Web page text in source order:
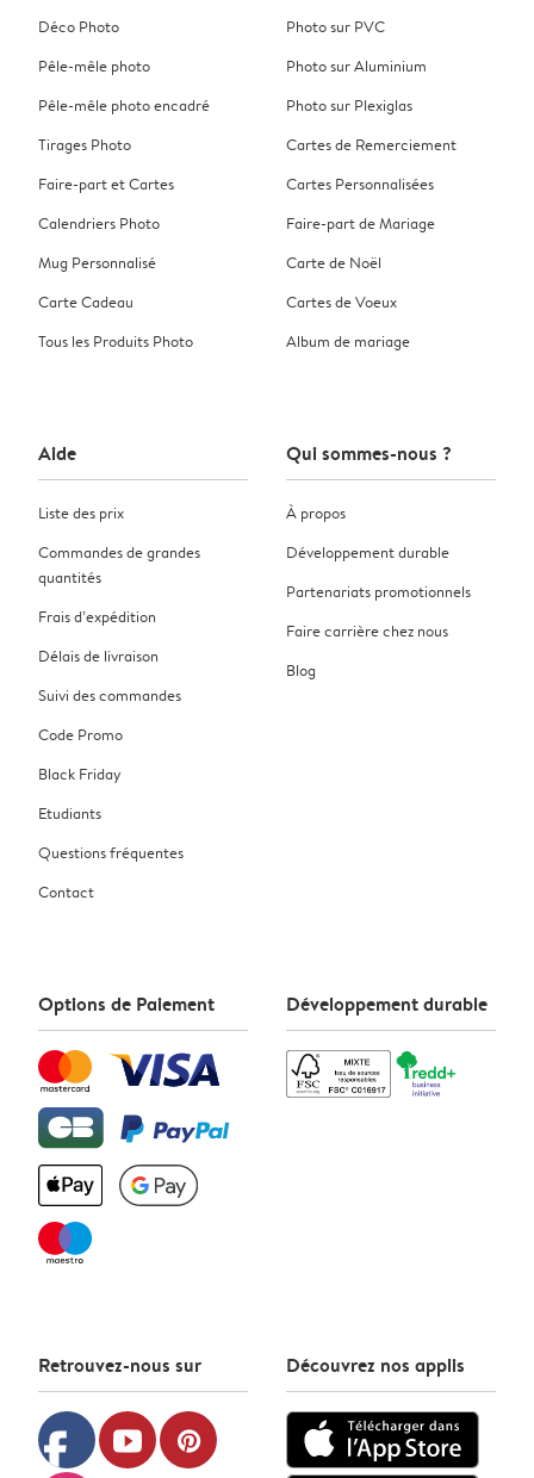
Déco Photo
Pêle-mêle photo
Pêle-mêle photo encadré
Tirages Photo
Faire-part et Cartes
Calendriers Photo
Mug Personnalisé
Carte Cadeau
Tous les Produits Photo
Photo sur PVC
Photo sur Aluminium
Photo sur Plexiglas
Cartes de Remerciement
Cartes Personnalisées
Faire-part de Mariage
Carte de Noël
Cartes de Voeux
Album de mariage
Aide
Liste des prix
Commandes de grandes
quantités
Frais d’expédition
Délais de livraison
Suivi des commandes
Code Promo
Black Friday
Etudiants
Questions fréquentes
Contact
Qui sommes-nous ?
À propos
Développement durable
Partenariats promotionnels
Faire carrière chez nous
Blog
Options de Paiement Développement durable
Retrouvez-nous sur
facebook youtube pinterest
Découvrez nos applis